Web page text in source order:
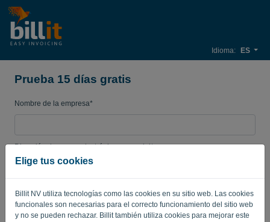
Elige tus cookies
Billit NV utiliza tecnologías como las cookies en su sitio web. Las cookies
funcionales son necesarias para el correcto funcionamiento del sitio web
y no se pueden rechazar. Billit también utiliza cookies para mejorar este
Idioma: ES
Prueba 15 días gratis
Nombre de la empresa*
Dirección de correo electrónico comercial*
Contraseña